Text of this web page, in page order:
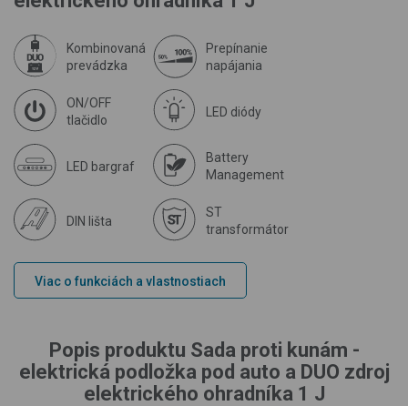
Kombinovaná
prevádzka
Prepínanie
napájania
ON/OFF
tlačidlo
LED diódy
LED bargraf
Battery
Management
DIN lišta
ST
transformátor
Viac o funkciách a vlastnostiach
Popis produktu Sada proti kunám -
elektrická podložka pod auto a DUO zdroj
elektrického ohradníka 1 J